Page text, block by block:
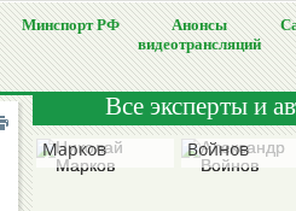
Минспорт РФ
Анонсы
видеотрансляций
Все эксперты и
Николай
Марков
Александр
Войнов